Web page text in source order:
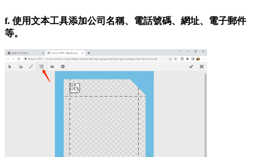
f. 使用文本工具添加公司名稱、電話號碼、網址、電子郵件
等。